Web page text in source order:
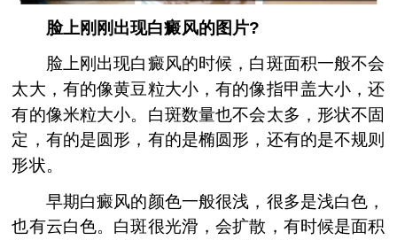
脸上刚刚出现白癜风的图片?
脸上刚出现白癜风的时候，白斑面积一般不会
太大，有的像黄豆粒大小，有的像指甲盖大小，还
有的像米粒大小。白斑数量也不会太多，形状不固
定，有的是圆形，有的是椭圆形，还有的是不规则
形状。
早期白癜风的颜色一般很浅，很多是浅白色，
也有云白色。白斑很光滑，会扩散，有时候是面积